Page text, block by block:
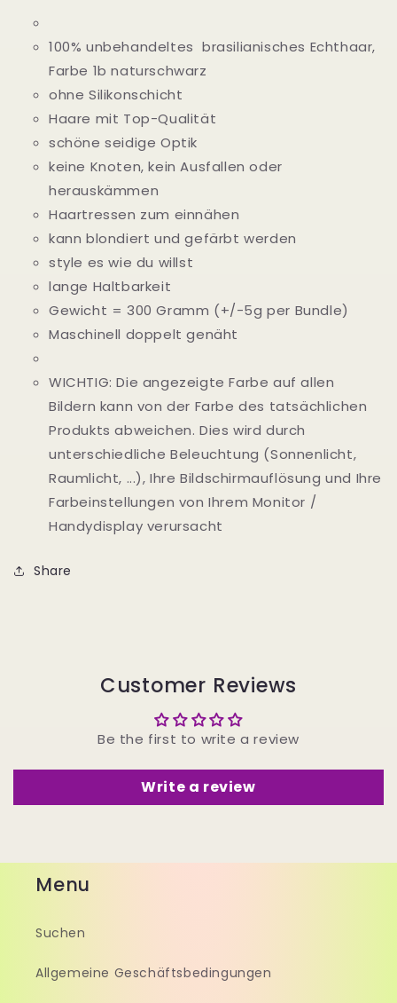
100% unbehandeltes brasilianisches Echthaar,
Farbe 1b naturschwarz
ohne Silikonschicht
Haare mit Top-Qualität
schöne seidige Optik
keine Knoten, kein Ausfallen oder
herauskämmen
Haartressen zum einnähen
kann blondiert und gefärbt werden
style es wie du willst
lange Haltbarkeit
Gewicht = 300 Gramm (+/-5g per Bundle)
Maschinell doppelt genäht
WICHTIG: Die angezeigte Farbe auf allen
Bildern kann von der Farbe des tatsächlichen
Produkts abweichen. Dies wird durch
unterschiedliche Beleuchtung (Sonnenlicht,
Raumlicht, ...), Ihre Bildschirmauflösung und Ihre
Farbeinstellungen von Ihrem Monitor /
Handydisplay verursacht
Share
Customer Reviews
Be the first to write a review
Write a review
Menu
Suchen
Allgemeine Geschäftsbedingungen